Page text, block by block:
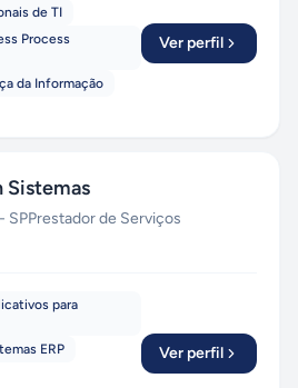
de TI
Process
da Informação
Ver perfil
Sistemas
- SPPrestador de Serviços
para
ERP
Ver perfil